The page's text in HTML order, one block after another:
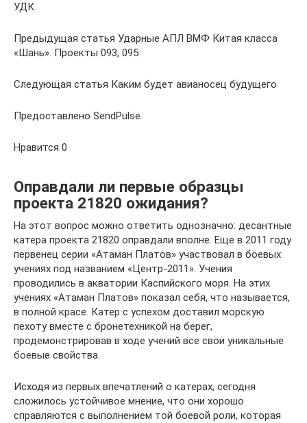
УДК
Предыдущая статья Ударные АПЛ ВМФ Китая класса
«Шань». Проекты 093, 095
Следующая статья Каким будет авианосец будущего
Предоставлено SendPulse
Нравится 0
Оправдали ли первые образцы
проекта 21820 ожидания?
На этот вопрос можно ответить однозначно: десантные
катера проекта 21820 оправдали вполне. Еще в 2011 году
первенец серии «Атаман Платов» участвовал в боевых
учениях под названием «Центр-2011». Учения
проводились в акватории Каспийского моря. На этих
учениях «Атаман Платов» показал себя, что называется,
в полной красе. Катер с успехом доставил морскую
пехоту вместе с бронетехникой на берег,
продемонстрировав в ходе учений все свои уникальные
боевые свойства.
Исходя из первых впечатлений о катерах, сегодня
сложилось устойчивое мнение, что они хорошо
справляются с выполнением той боевой роли, которая